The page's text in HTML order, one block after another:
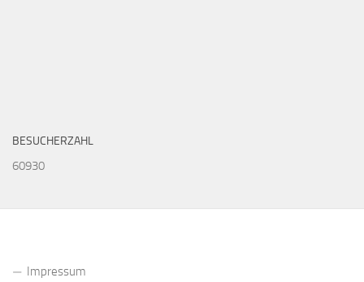
BESUCHERZAHL
60930
Impressum